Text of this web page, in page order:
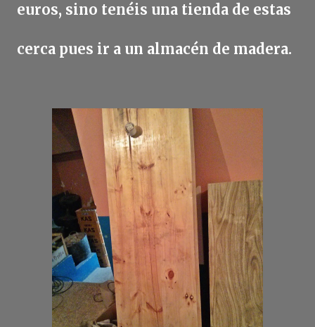
euros, sino tenéis una tienda de estas
cerca pues ir a un almacén de madera.